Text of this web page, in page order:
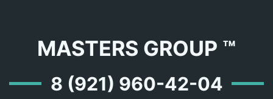
MASTERS GROUP ™
8 (921) 960-42-04